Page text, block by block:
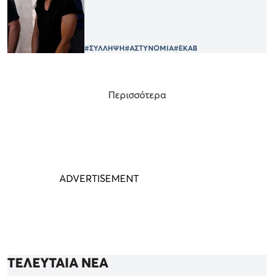
#ΣΥΛΛΗΨΗ#ΑΣΤΥΝΟΜΙΑ#ΕΚΑΒ
Περισσότερα
ΤΕΛΕΥΤΑΙΑ ΝΕΑ